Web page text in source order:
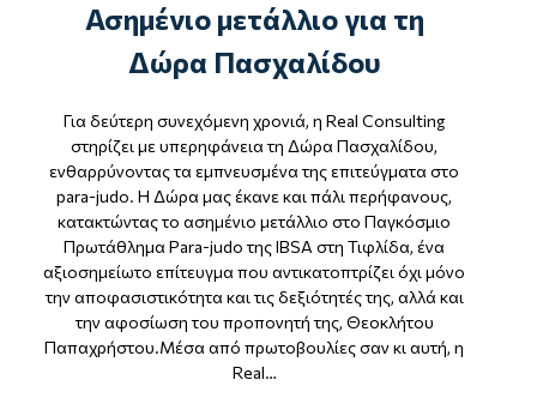
Ασημένιο μετάλλιο για τη
Δώρα Πασχαλίδου
Για δεύτερη συνεχόμενη χρονιά, η Real Consulting
στηρίζει με υπερηφάνεια τη Δώρα Πασχαλίδου,
ενθαρρύνοντας τα εμπνευσμένα της επιτεύγματα στο
para-judo. Η Δώρα μας έκανε και πάλι περήφανους,
κατακτώντας το ασημένιο μετάλλιο στο Παγκόσμιο
Πρωτάθλημα Para-judo της IBSA στη Τιφλίδα, ένα
αξιοσημείωτο επίτευγμα που αντικατοπτρίζει όχι μόνο
την αποφασιστικότητα και τις δεξιότητές της, αλλά και
την αφοσίωση του προπονητή της, Θεοκλήτου
Παπαχρήστου.Μέσα από πρωτοβουλίες σαν κι αυτή, η
Real…